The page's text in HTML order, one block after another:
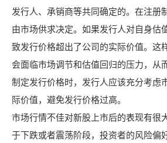
发行人、承销商等共同确定的。在注册
由市场供求决定。如果发行人对自身估
致发行价格超出了公司的实际价值。这
会面临市场调节和估值回归的压力，从
制定发行价格时，发行人应该充分考虑
际价值，避免发行价格过高。
市场行情不佳对新股上市后的表现有很
于下跌或者震荡阶段，投资者的风险偏